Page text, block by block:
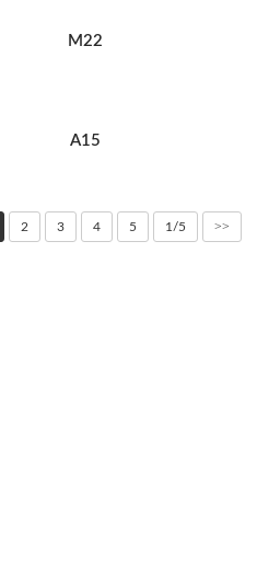
M22
A15
2 3 4 5 1/5 >>